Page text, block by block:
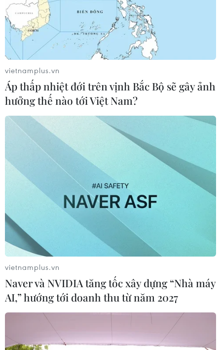
Khởi tố thêm 5 đối tượng trong đường dây
mua bán hóa đơn GTGT
15/09/2016 04:11
Công an thành phố Hà Nội đã ra quyết định khởi tố
thêm 5 bị can trong đường dây phạm tội “in, phát hành,
mua bán trái phép hóa đơn, chứng từ thu nộp ngân
vietnamplus.vn
Áp thấp nhiệt đới trên vịnh Bắc Bộ sẽ gây ảnh
hưởng thế nào tới Việt Nam?
vietnamplus.vn
Naver và NVIDIA tăng tốc xây dựng “Nhà máy
AI,” hướng tới doanh thu từ năm 2027